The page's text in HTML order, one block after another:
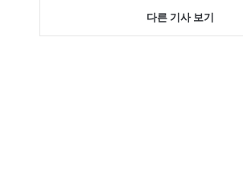
다른 기사 보기